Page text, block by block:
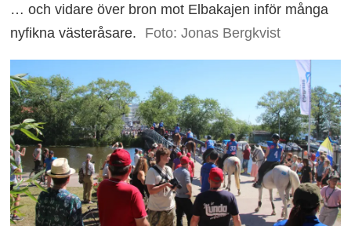
… och vidare över bron mot Elbakajen inför många
nyfikna västeråsare.
Foto: Jonas Bergkvist